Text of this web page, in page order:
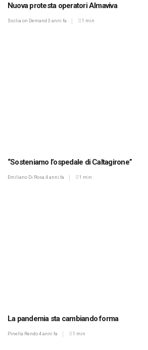
Nuova protesta operatori Almaviva
Sicilia on Demand 3 anni fa 1 min
“Sosteniamo l’ospedale di Caltagirone”
Emiliano Di Rosa 4 anni fa 1 min
La pandemia sta cambiando forma
Pinella Rendo 4 anni fa 1 min